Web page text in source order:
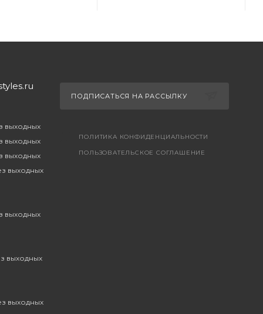
выходных
выходных
выходных
выходных
выходных
выходных
выходных
ПОДПИСАТЬСЯ НА РАССЫЛКУ
ПОЛИТИКА КОНФИДЕНЦИАЛЬНОСТИ
ПОЛЬЗОВАТЕЛЬСКОЕ СОГЛАШЕНИЕ